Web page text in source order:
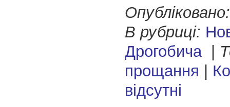
Опубліковано:
В рубриці:
Дрогобича|
прощання
відсутні